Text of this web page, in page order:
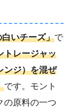
いチーズ」で
トレージャッ
ンジ）を混ぜ
です。モント
の原料の一つ